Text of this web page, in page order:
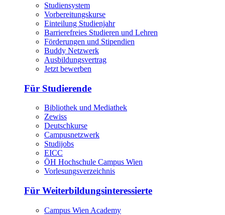
Studiensystem
Vorbereitungskurse
Einteilung Studienjahr
Barrierefreies Studieren und Lehren
Förderungen und Stipendien
Buddy Netzwerk
Ausbildungsvertrag
Jetzt bewerben
Für Studierende
Bibliothek und Mediathek
Zewiss
Deutschkurse
Campusnetzwerk
Studijobs
EICC
ÖH Hochschule Campus Wien
Vorlesungsverzeichnis
Für Weiterbildungsinteressierte
Campus Wien Academy